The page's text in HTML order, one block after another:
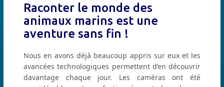
Raconter le monde des
animaux marins est une
aventure sans fin !
Nous en avons déjà beaucoup appris sur eux et les
avancées technologiques permettent d’en découvrir
davantage chaque jour. Les caméras ont été